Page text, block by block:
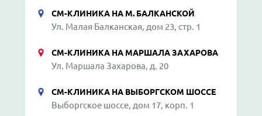
СМ-КЛИНИКА НА М. БАЛКАНСКОЙ
Ул. Малая Балканская, дом 23, стр. 1
СМ-КЛИНИКА НА МАРШАЛА ЗАХАРОВА
Ул. Маршала Захарова, д. 20
СМ-КЛИНИКА НА ВЫБОРГСКОМ ШОССЕ
Выборгское шоссе, дом 17, корп. 1